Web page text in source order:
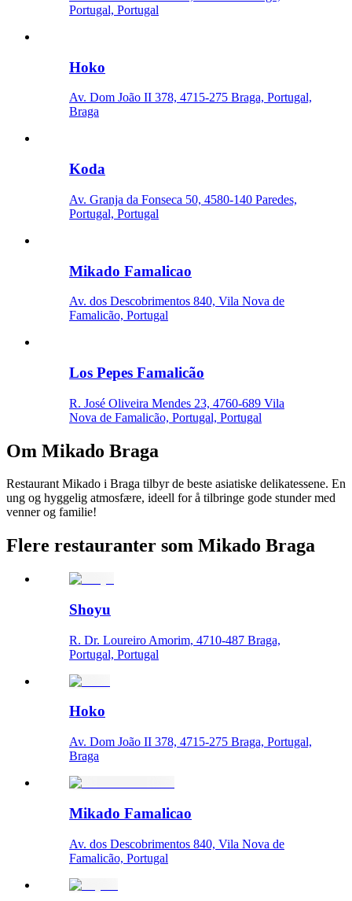
Portugal, Portugal
Hoko
Av. Dom João II 378, 4715-275 Braga, Portugal,
Braga
Koda
Av. Granja da Fonseca 50, 4580-140 Paredes,
Portugal, Portugal
Mikado Famalicao
Av. dos Descobrimentos 840, Vila Nova de
Famalicão, Portugal
Los Pepes Famalicão
R. José Oliveira Mendes 23, 4760-689 Vila
Nova de Famalicão, Portugal, Portugal
Om Mikado Braga
Restaurant Mikado i Braga tilbyr de beste asiatiske delikatessene. En
ung og hyggelig atmosfære, ideell for å tilbringe gode stunder med
venner og familie!
Flere restauranter som Mikado Braga
Shoyu
R. Dr. Loureiro Amorim, 4710-487 Braga,
Portugal, Portugal
Hoko
Av. Dom João II 378, 4715-275 Braga, Portugal,
Braga
Mikado Famalicao
Av. dos Descobrimentos 840, Vila Nova de
Famalicão, Portugal